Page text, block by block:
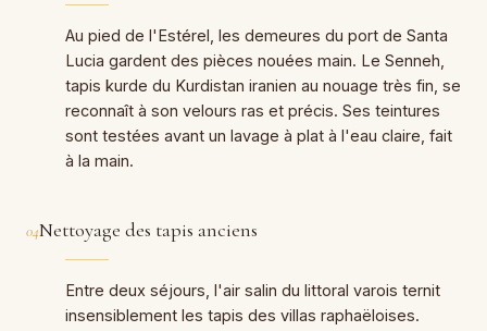
Au pied de l'Estérel, les demeures du port de Santa
Lucia gardent des pièces nouées main. Le Senneh,
tapis kurde du Kurdistan iranien au nouage très fin, se
reconnaît à son velours ras et précis. Ses teintures
sont testées avant un lavage à plat à l'eau claire, fait
à la main.
04Nettoyage des tapis anciens
Entre deux séjours, l'air salin du littoral varois ternit
insensiblement les tapis des villas raphaëloises.